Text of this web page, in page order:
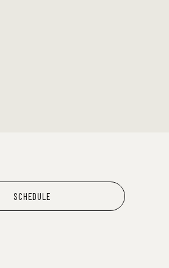
SCHEDULE